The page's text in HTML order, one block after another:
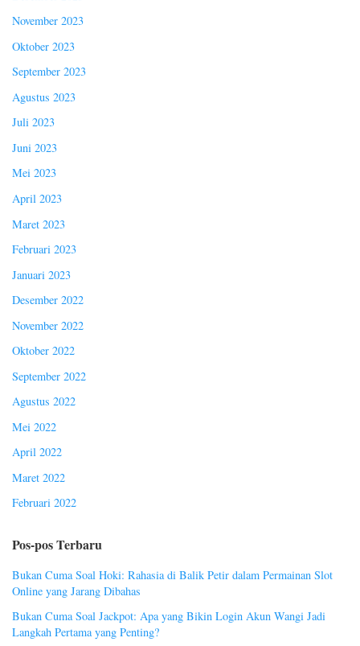
November 2023
Oktober 2023
September 2023
Agustus 2023
Juli 2023
Juni 2023
Mei 2023
April 2023
Maret 2023
Februari 2023
Januari 2023
Desember 2022
November 2022
Oktober 2022
September 2022
Agustus 2022
Mei 2022
April 2022
Maret 2022
Februari 2022
Pos-pos Terbaru
Bukan Cuma Soal Hoki: Rahasia di Balik Petir dalam Permainan Slot
Online yang Jarang Dibahas
Bukan Cuma Soal Jackpot: Apa yang Bikin Login Akun Wangi Jadi
Langkah Pertama yang Penting?